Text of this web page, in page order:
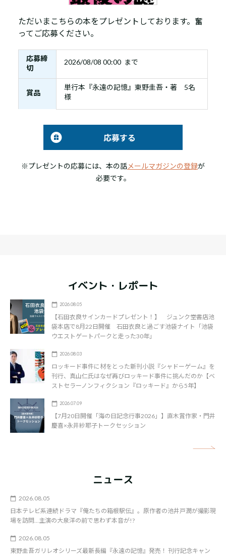
ただいまこちらの本をプレゼントしております。奮
ってご応募ください。
応募締
切
2026/08/08 00:00 まで
賞品
単行本『永遠の記憶』東野圭吾・著 5名
様
応募する
※プレゼントの応募には、本の話メールマガジンの登録が
必要です。
イベント・レポート
2026.08.05
【石田衣良サインカードプレゼント！】 ジュンク堂書店池
袋本店で8月22日開催 石田衣良と過ごす池袋ナイト「池袋
ウエストゲートパークと走った30年」
2026.08.03
ロッキード事件に材をとった新刊小説『シャドーゲーム』を
刊行、真山仁氏はなぜ再びロッキード事件に挑んだのか【ベ
ストセラーノンフィクション『ロッキード』から5年】
2026.07.09
【7月20日開催「海の日記念行事2026」】直木賞作家・門井
慶喜×永井紗耶子トークセッション
ニュース
2026.08.05
日本テレビ系連続ドラマ『俺たちの箱根駅伝』。原作者の池井戸潤が撮影現
場を訪問…主演の大泉洋の前で思わず本音が!?
2026.08.05
東野圭吾ガリレオシリーズ最新長編『永遠の記憶』発売！ 刊行記念キャン